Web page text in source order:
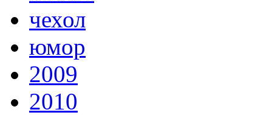
чехол
юмор
2009
2010